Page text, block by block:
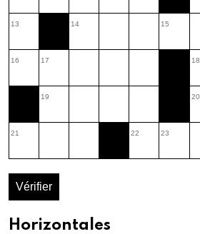
13 14 15
16 17 18
19 20
21 22 23
Vérifier
Horizontales